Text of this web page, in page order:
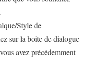
Style de
sur la boite de dialogue
avez précédemment